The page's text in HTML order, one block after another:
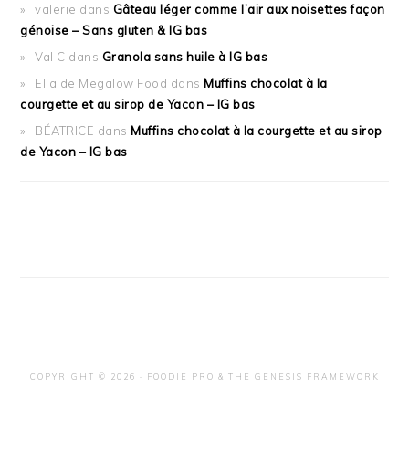
valerie dans Gâteau léger comme l’air aux noisettes façon
génoise – Sans gluten & IG bas
Val C dans Granola sans huile à IG bas
Ella de Megalow Food dans Muffins chocolat à la
courgette et au sirop de Yacon – IG bas
BÉATRICE dans Muffins chocolat à la courgette et au sirop
de Yacon – IG bas
COPYRIGHT © 2026 · FOODIE PRO & THE GENESIS FRAMEWORK